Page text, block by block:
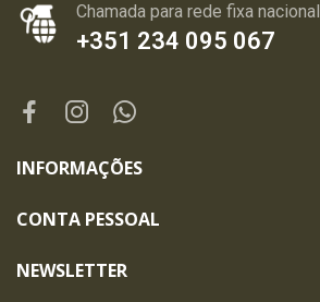
Chamada para rede fixa nacional
+351 234 095 067
INFORMAÇÕES
CONTA PESSOAL
NEWSLETTER